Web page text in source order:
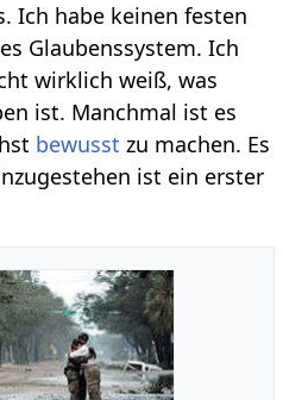
Ich habe keinen festen
Glaubenssystem. Ich
wirklich weiß, was
ist. Manchmal ist es
bewusst zu machen. Es
ist ein erster